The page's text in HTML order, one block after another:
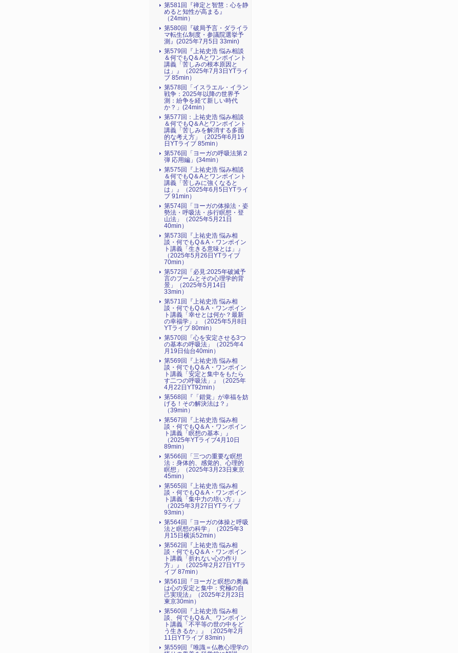
第581回『禅定と智慧：心を静
めると知性が高まる』
（24min）
第580回『破局予言・ダライラ
マ転生仏制度・参議院選挙予
測』(2025年7月5日 33min)
第579回『上祐史浩 悩み相談
＆何でもQ＆Aとワンポイント
講義「苦しみの根本原因と
は」』（2025年7月3日YTライ
ブ 85min）
第578回「イスラエル・イラン
戦争：2025年以降の世界予
測：紛争を経て新しい時代
か？」(24min）
第577回：上祐史浩 悩み相談
＆何でもQ＆Aとワンポイント
講義「苦しみを解消する多面
的な考え方」（2025年6月19
日YTライブ 85min）
第576回「ヨーガの呼吸法第２
弾 応用編」(34min）
第575回『上祐史浩 悩み相談
＆何でもQ＆Aとワンポイント
講義「苦しみに強くなると
は」』（2025年6月5日YTライ
ブ 91min）
第574回「ヨーガの体操法・姿
勢法・呼吸法・歩行瞑想・登
山法」（2025年5月21日
40min）
第573回『上祐史浩 悩み相
談・何でもQ＆A・ワンポイン
ト講義「生きる意味とは」』
（2025年5月26日YTライブ
70min）
第572回「必見:2025年破滅予
言のブームとその心理学的背
景」（2025年5月14日
33min）
第571回『上祐史浩 悩み相
談・何でもQ＆A・ワンポイン
ト講義「幸せとは何か？最新
の幸福学」』（2025年5月8日
YTライブ 80min）
第570回「心を安定させる3つ
の基本の呼吸法」（2025年4
月19日仙台40min）
第569回『上祐史浩 悩み相
談・何でもQ＆A・ワンポイン
ト講義「安定と集中をもたら
す二つの呼吸法」』（2025年
4月22日YT92min）
第568回『「錯覚」が幸福を妨
げる！その解決法は？』
（39min）
第567回『上祐史浩 悩み相
談・何でもQ＆A・ワンポイン
ト講義「瞑想の基本」』
（2025年YTライブ4月10日
89min）
第566回「三つの重要な瞑想
法：身体的、感覚的、心理的
瞑想」（2025年3月23日東京
45min）
第565回『上祐史浩 悩み相
談・何でもQ＆A・ワンポイン
ト講義「集中力の培い方」』
（2025年3月27日YTライブ
93min）
第564回「ヨーガの体操と呼吸
法と瞑想の科学」（2025年3
月15日横浜52min）
第562回『上祐史浩 悩み相
談・何でもQ＆A・ワンポイン
ト講義「折れない心の作り
方」』（2025年2月27日YTラ
イブ 87min）
第561回『ヨーガと瞑想の奥義
は心の安定と集中：究極の自
己実現法』（2025年2月23日
東京30min）
第560回『上祐史浩 悩み相
談、何でもQ＆A、ワンポイン
ト講義「不平等の世の中をど
う生きるか」』（2025年2月
11日YTライブ 83min）
第559回『唯識＝仏教心理学の